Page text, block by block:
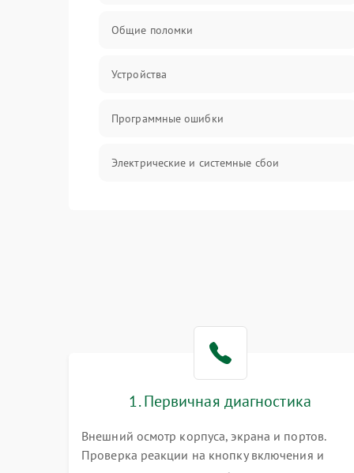
Общие поломки
Устройства
Программные ошибки
Электрические и системные сбои
Система охлаждения
1. Первичная диагностика
Внешний осмотр корпуса, экрана и портов.
Проверка реакции на кнопку включения и